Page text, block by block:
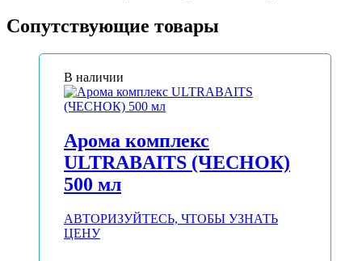
Сопутствующие товары
В наличии
Арома комплекс
ULTRABAITS (ЧЕСНОК)
500 мл
АВТОРИЗУЙТЕСЬ, ЧТОБЫ УЗНАТЬ
ЦЕНУ